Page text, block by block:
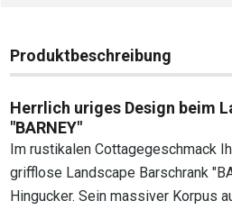
Produktbeschreibung
Herrlich uriges Design beim
"BARNEY"
Im rustikalen Cottagegeschmack
grifflose Landscape Barschrank
Hingucker. Sein massiver Korpus